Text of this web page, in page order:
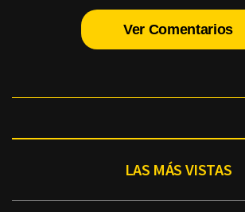
Ver Comentarios
LAS MÁS VISTAS